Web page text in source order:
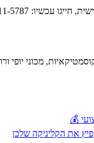
055-211-5787…
מכוני יופי
💰